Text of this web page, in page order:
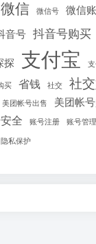
微信 微信号 微信
音号 抖音号购买
探 支付宝
买 省钱 社交 社
美团帐号出售 美团帐
全 账号注册 账号管理
隐私保护